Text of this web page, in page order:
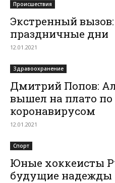
Происшествия
Экстренный вызов:
праздничные дни
12.01.2021
Здравоохранение
Дмитрий Попов:
вышел на плато по
коронавирусом
12.01.2021
Спорт
Юные хоккеисты
будущие надежды